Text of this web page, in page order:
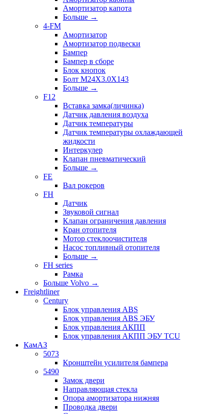
Амортизатор капота
Больше →
4-FM
Амортизатор
Амортизатор подвески
Бампер
Бампер в сборе
Блок кнопок
Болт M24X3.0X143
Больше →
F12
Вставка замка(личинка)
Датчик давления воздуха
Датчик температуры
Датчик температуры охлаждающей
жидкости
Интеркулер
Клапан пневматический
Больше →
FE
Вал рокеров
FH
Датчик
Звуковой сигнал
Клапан ограничения давления
Кран отопителя
Мотор стеклоочистителя
Насос топливный отопителя
Больше →
FH series
Рамка
Больше Volvo →
Freightliner
Century
Блок управления ABS
Блок управления ABS ЭБУ
Блок управления АКПП
Блок управления АКПП ЭБУ TCU
КамАЗ
5073
Кронштейн усилителя бампера
5490
Замок двери
Направляющая стекла
Опора амортизатора нижняя
Проводка двери